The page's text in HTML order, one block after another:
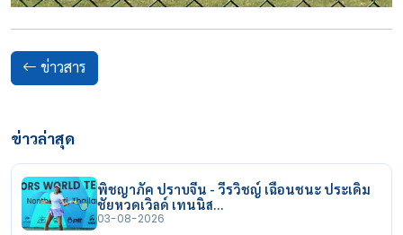
ข่าวสาร
ข่าวล่าสุด
พิชญาภัค ปราบจีน - วีรวิชญ์ เฉือนชนะ ประเดิม
ชัยหวดเวิลด์ เทนนิส…
03-08-2026